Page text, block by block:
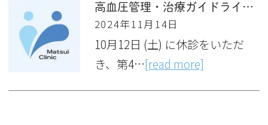
高血圧管理・治療ガイドライン2025
2024年11月14日
10月12日 (土) に休診をいただ
き、第4…[read more]